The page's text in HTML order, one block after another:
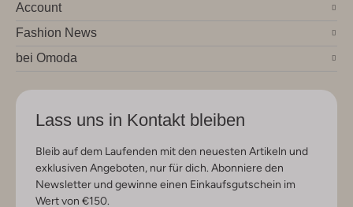
Account
Fashion News
bei Omoda
Lass uns in Kontakt bleiben
Bleib auf dem Laufenden mit den neuesten Artikeln und
exklusiven Angeboten, nur für dich. Abonniere den
Newsletter und gewinne einen Einkaufsgutschein im
Wert von €150.